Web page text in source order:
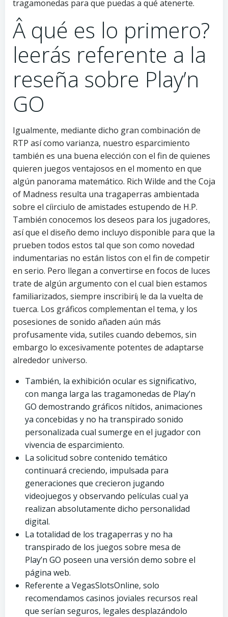
tragamonedas para que puedas a qué atenerte.
Â qué es lo primero?
leerás referente a la
reseña sobre Play’n
GO
Igualmente, mediante dicho gran combinación de
RTP así­ como varianza, nuestro esparcimiento
también es una buena elección con el fin de quienes
quieren juegos ventajosos en el momento en que
algún panorama matemático. Rich Wilde and the Coja
of Madness resulta una tragaperras ambientada
sobre el cí­irciulo de amistades estupendo de H.P.
También conocemos los deseos para los jugadores,
así que el diseño demo incluyo disponible para que la
prueben todos estos tal que son como novedad
indumentarias no están listos con el fin de competir
en serio. Pero llegan a convertirse en focos de luces
trate de algún argumento con el cual bien estamos
familiarizados, siempre inscribirí¡ le da la vuelta de
tuerca. Los gráficos complementan el tema, y los
posesiones de sonido añaden aún más
profusamente vida, sutiles cuando debemos, sin
embargo lo excesivamente potentes de adaptarse
alrededor universo.
También, la exhibición ocular es significativo,
con manga larga las tragamonedas de Play’n
GO demostrando gráficos nítidos, animaciones
ya concebidas y no ha transpirado sonido
personalizada cual sumerge en el jugador con
vivencia de esparcimiento.
La solicitud sobre contenido temático
continuará creciendo, impulsada para
generaciones que crecieron jugando
videojuegos y observando películas cual ya
realizan absolutamente dicho personalidad
digital.
La totalidad de los tragaperras y no ha
transpirado de los juegos sobre mesa de
Play’n GO poseen una versión demo sobre el
página web.
Referente a VegasSlotsOnline, solo
recomendamos casinos joviales recursos real
que serían seguros, legales desplazándolo